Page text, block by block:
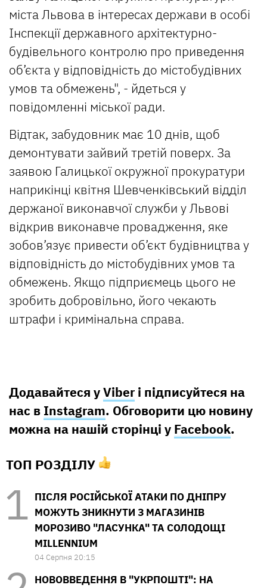
міста Львова в інтересах держави в особі
Інспекції державного архітектурно-
будівельного контролю про приведення
об’єкта у відповідність до містобудівних
умов та обмежень", - йдеться у
повідомленні міської ради.
Відтак, забудовник має 10 днів, щоб
демонтувати зайвий третій поверх. За
заявою Галицької окружної прокуратури
наприкінці квітня Шевченківський відділ
держаної виконавчої служби у Львові
відкрив виконавче провадження, яке
зобов’язує привести об’єкт будівництва у
відповідність до містобудівних умов та
обмежень. Якщо підприємець цього не
зробить добровільно, його чекають
штрафи і кримінальна справа.
Додавайтеся уViber і підписуйтеся на
нас в Instagram. Обговорити цю новину
можна на нашій сторінці у Facebook.
ТОП РОЗДІЛУ
ПІСЛЯ РОСІЙСЬКОЇ АТАКИ ПО ДНІПРУ
МОЖУТЬ ЗНИКНУТИ З МАГАЗИНІВ
МОРОЗИВО "ЛАСУНКА" ТА СОЛОДОЩІ
MILLENNIUM
04 Серпня 20:15
НОВОВВЕДЕННЯ В "УКРПОШТІ": НА